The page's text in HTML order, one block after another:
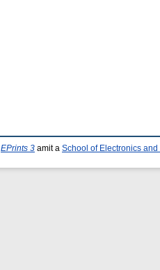
EPrints 3 amit a School of Electronics